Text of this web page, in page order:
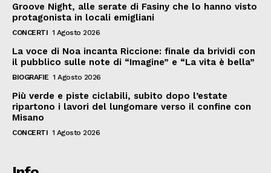
Groove Night, alle serate di Fasiny che lo hanno visto
protagonista in locali emigliani
CONCERTI 1 Agosto 2026
La voce di Noa incanta Riccione: finale da brividi con
il pubblico sulle note di “Imagine” e “La vita è bella”
BIOGRAFIE 1 Agosto 2026
Più verde e piste ciclabili, subito dopo l’estate
ripartono i lavori del lungomare verso il confine con
Misano
CONCERTI 1 Agosto 2026